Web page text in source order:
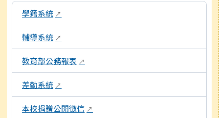
本區域包含校內行政系統連結，點擊後皆會另開視窗。
學籍系統 ↗
輔導系統 ↗
教育部公務報表 ↗
差勤系統 ↗
本校捐贈公開徵信 ↗